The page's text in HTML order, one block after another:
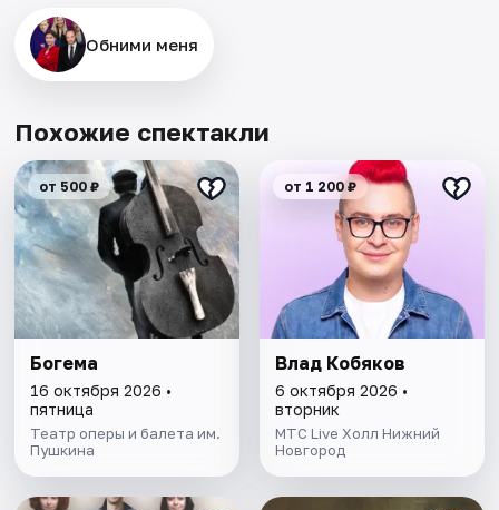
Обними меня
Похожие спектакли
от 500 ₽
Богема
16 октября 2026 •
пятница
Театр оперы и балета им.
Пушкина
от 1 200 ₽
Влад Кобяков
6 октября 2026 •
вторник
МТС Live Холл Нижний
Новгород